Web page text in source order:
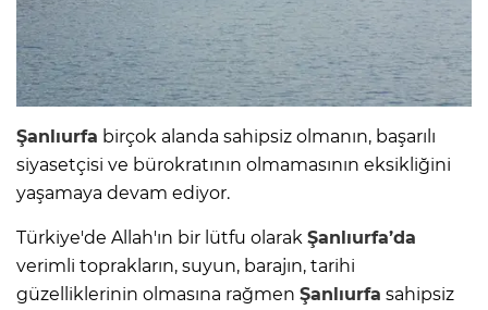
Şanlıurfa birçok alanda sahipsiz olmanın, başarılı
siyasetçisi ve bürokratının olmamasının eksikliğini
yaşamaya devam ediyor.
Türkiye'de Allah'ın bir lütfu olarak Şanlıurfa’da
verimli toprakların, suyun, barajın, tarihi
güzelliklerinin olmasına rağmen Şanlıurfa sahipsiz